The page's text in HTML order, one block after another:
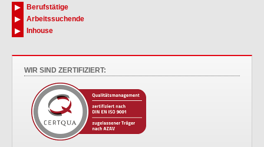
Berufstätige
Arbeitssuchende
Inhouse
WIR SIND ZERTIFIZIERT: